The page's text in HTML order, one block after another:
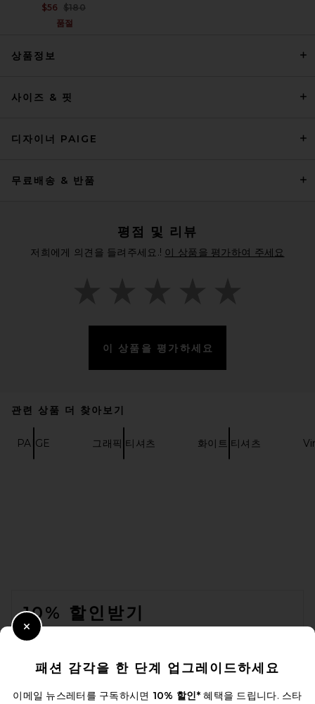
in White
MM6 Maison Margiela Long
Theory
$56 Previous price:
$180
품절
상품정보
사이즈 & 핏
디자이너 PAIGE
무료배송 & 반품
평점 및 리뷰
저희에게 의견을 들려주세요.! 이 상품을 평가하여 주세요
이 상품을 평가하세요
관련 상품 더 찾아보기
PAIGE 그래픽 티셔츠 화이트 티셔츠
10% 할인받기
이메일을 제출하여 뉴스레터를 구독하실 수 있습니다. 언제든지 수신 거
Email Address
패션 감각을 한 단계 업그레이드하세요
이메일 뉴스레터를 구독하시면 10% 할인*혜택을 드립니다. 스타
Close Modal